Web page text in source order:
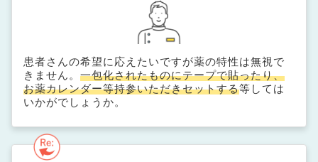
患者さんの希望に応えたいですが薬の特性は無視で
きません。 一包化されたものにテープで貼ったり、
お薬カレンダー等持参いただきセットする等しては
いかがでしょうか。